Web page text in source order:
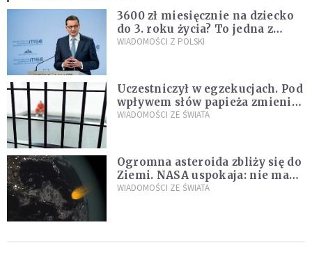
3600 zł miesięcznie na dziecko
do 3. roku życia? To jedna z
propozycji programu "Rozwój
WIADOMOŚCI Z POLSKI
Uczestniczył w egzekucjach. Pod
wpływem słów papieża zmienił
zdanie
WIADOMOŚCI ZE ŚWIATA
Ogromna asteroida zbliży się do
Ziemi. NASA uspokaja: nie ma
zagrożenia
WIADOMOŚCI ZE ŚWIATA